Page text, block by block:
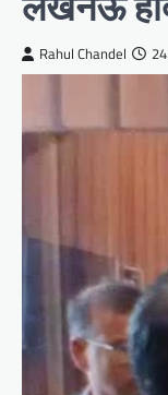
Rahul Chandel